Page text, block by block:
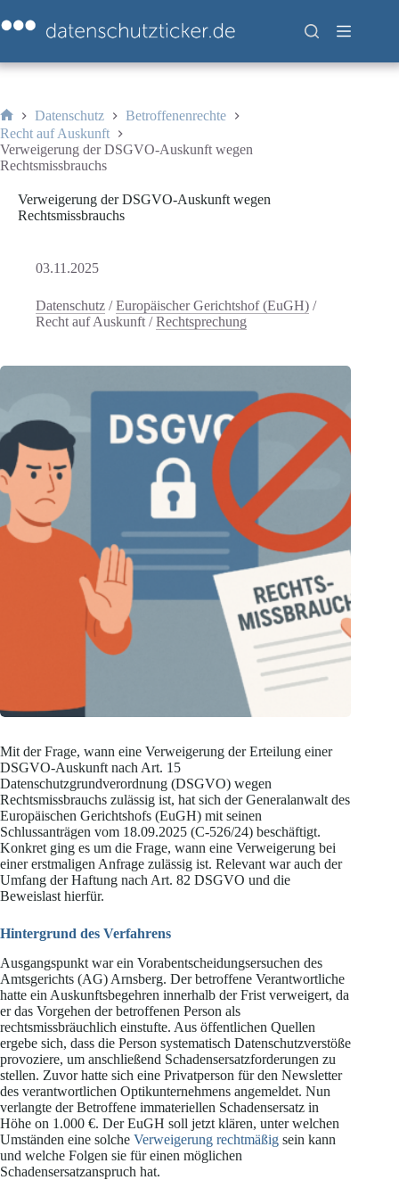
Inhalt
springen
Start
Datenschutz
Betroffenenrechte
Recht auf Auskunft
Verweigerung der DSGVO-Auskunft wegen
Rechtsmissbrauchs
Verweigerung der DSGVO-Auskunft wegen
Rechtsmissbrauchs
03.11.2025
Datenschutz /Europäischer Gerichtshof (EuGH) /
Recht auf Auskunft /Rechtsprechung
Mit der Frage, wann eine Verweigerung der Erteilung einer
DSGVO-Auskunft nach Art. 15
Datenschutzgrundverordnung (DSGVO) wegen
Rechtsmissbrauchs zulässig ist, hat sich der Generalanwalt des
Europäischen Gerichtshofs (EuGH) mit seinen
Schlussanträgen vom 18.09.2025 (C-526/24) beschäftigt.
Konkret ging es um die Frage, wann eine Verweigerung bei
einer erstmaligen Anfrage zulässig ist. Relevant war auch der
Umfang der Haftung nach Art. 82 DSGVO und die
Beweislast hierfür.
Hintergrund des Verfahrens
Ausgangspunkt war ein Vorabentscheidungsersuchen des
Amtsgerichts (AG) Arnsberg. Der betroffene Verantwortliche
hatte ein Auskunftsbegehren innerhalb der Frist verweigert, da
er das Vorgehen der betroffenen Person als
rechtsmissbräuchlich einstufte. Aus öffentlichen Quellen
ergebe sich, dass die Person systematisch Datenschutzverstöße
provoziere, um anschließend Schadensersatzforderungen zu
stellen. Zuvor hatte sich eine Privatperson für den Newsletter
des verantwortlichen Optikunternehmens angemeldet. Nun
verlangte der Betroffene immateriellen Schadensersatz in
Höhe on 1.000 €. Der EuGH soll jetzt klären, unter welchen
Umständen eine solche Verweigerung rechtmäßig sein kann
und welche Folgen sie für einen möglichen
Schadensersatzanspruch hat.